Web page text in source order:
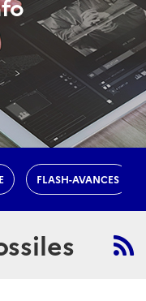
FLASH-AVANCES